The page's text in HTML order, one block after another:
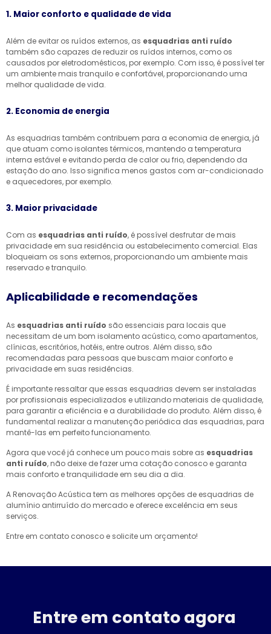
1. Maior conforto e qualidade de vida
Além de evitar os ruídos externos, as esquadrias anti ruído
também são capazes de reduzir os ruídos internos, como os
causados por eletrodomésticos, por exemplo. Com isso, é possível ter
um ambiente mais tranquilo e confortável, proporcionando uma
melhor qualidade de vida.
2. Economia de energia
As esquadrias também contribuem para a economia de energia, já
que atuam como isolantes térmicos, mantendo a temperatura
interna estável e evitando perda de calor ou frio, dependendo da
estação do ano. Isso significa menos gastos com ar-condicionado
e aquecedores, por exemplo.
3. Maior privacidade
Com as esquadrias anti ruído, é possível desfrutar de mais
privacidade em sua residência ou estabelecimento comercial. Elas
bloqueiam os sons externos, proporcionando um ambiente mais
reservado e tranquilo.
Aplicabilidade e recomendações
As esquadrias anti ruído são essenciais para locais que
necessitam de um bom isolamento acústico, como apartamentos,
clínicas, escritórios, hotéis, entre outros. Além disso, são
recomendadas para pessoas que buscam maior conforto e
privacidade em suas residências.
É importante ressaltar que essas esquadrias devem ser instaladas
por profissionais especializados e utilizando materiais de qualidade,
para garantir a eficiência e a durabilidade do produto. Além disso, é
fundamental realizar a manutenção periódica das esquadrias, para
mantê-las em perfeito funcionamento.
Agora que você já conhece um pouco mais sobre as esquadrias
anti ruído, não deixe de fazer uma cotação conosco e garanta
mais conforto e tranquilidade em seu dia a dia.
A Renovação Acústica tem as melhores opções de esquadrias de
alumínio antirruído do mercado e oferece excelência em seus
serviços.
Entre em contato conosco e solicite um orçamento!
Entre em contato agora